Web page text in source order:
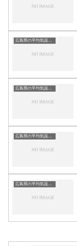
広島県の平均気温まとめ
広島県の平均気温まとめ
広島県の平均気温まとめ
広島県の平均気温まとめ